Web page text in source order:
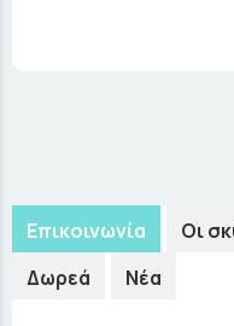
Επικοινωνία Οι
Δωρεά
Νέα